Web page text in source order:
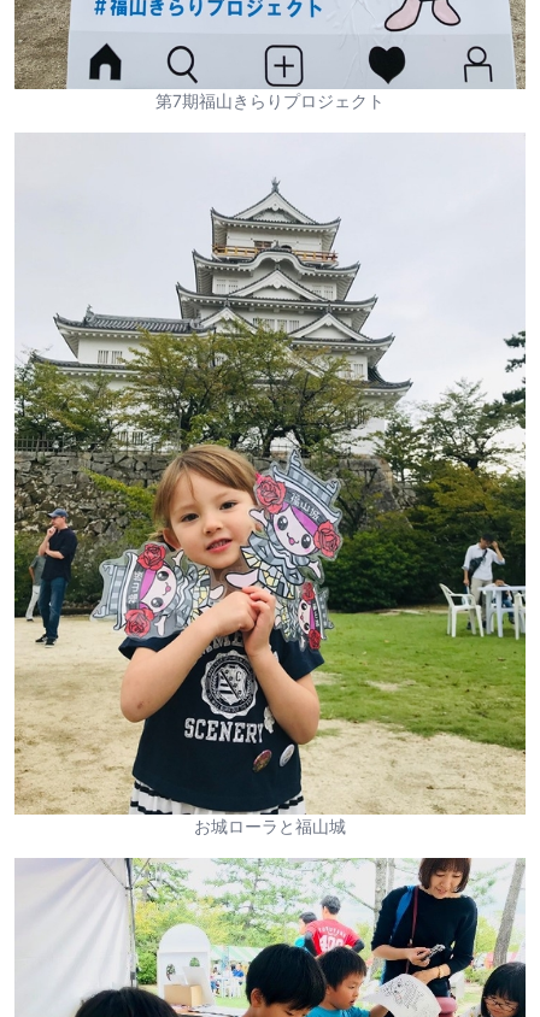
第7期福山きらりプロジェクト
お城ローラと福山城